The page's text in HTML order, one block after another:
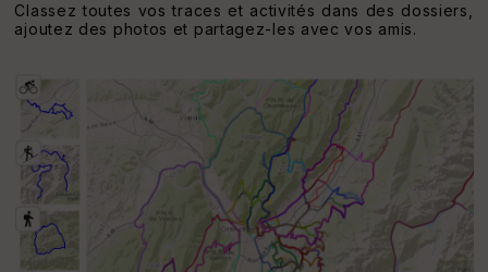
Classez toutes vos traces et activités dans des dossiers,
ajoutez des photos et partagez-les avec vos amis.